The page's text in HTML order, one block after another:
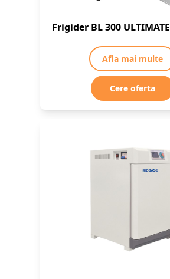
Frigider BL 300 ULTIMATE
Afla mai multe
Cere oferta